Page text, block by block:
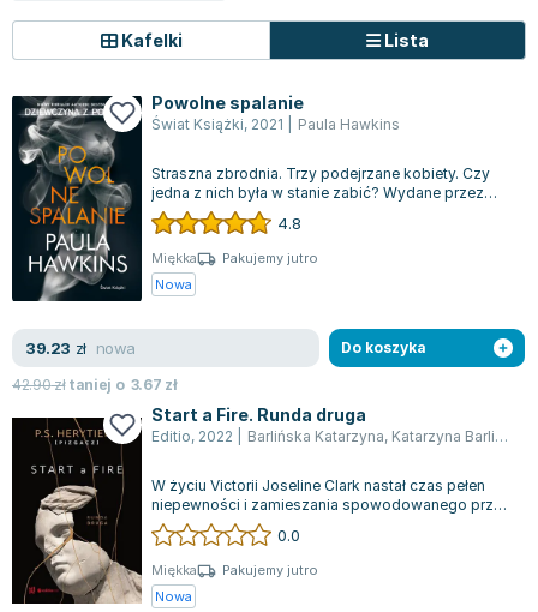
Zygmunt Freud
Agata Passent
Maciej Orłoś
Jo Nesbo
Katarzyna Miller
Antoine de Saint Exupery
Lew Tołstoj
Mark Twain
Marcin Meller
ks. Piotr Pawlukiewicz
Jarosław Sokołowski
Piotr Latocha
Michael Scott
Piotr Semka
Jarosław Iwaszkiewicz
Joseph Murphy
Jan Sztaudynger
Kafelki Lista
Powolne spalanie
Świat Książki, 2021 Paula Hawkins
Straszna zbrodnia. Trzy podejrzane kobiety. Czy
jedna z nich była w stanie zabić? Wydane przez
Świat Książki “Powolne spalanie” to...
4.8
Miękka
Pakujemy jutro
Nowa
39.23 zł nowa
42.90złtaniej o 3.67 zł
Do koszyka
Start a Fire. Runda druga
Editio, 2022 Barlińska Katarzyna, Katarzyna Barlińska vel P.S. HERYTIERA - "Pizgacz"
W życiu Victorii Joseline Clark nastał czas pełen
niepewności i zamieszania spowodowanego przez
Nathana, chłopca o zniewalającej u...
0.0
Miękka
Pakujemy jutro
Nowa